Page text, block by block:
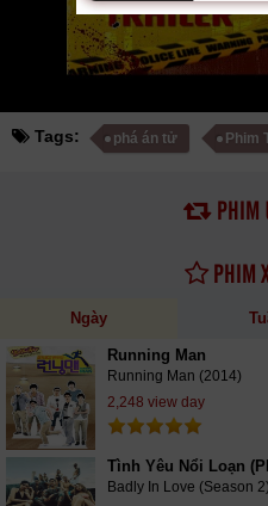
Tags: phá án tử Phim
PHIM
PHIM
Ngày
Running Man
Running Man (2014)
2,248 view day
Tình Yêu Nổi Loạn
Badly In Love (Season